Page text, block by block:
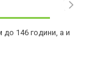
146 години, а и